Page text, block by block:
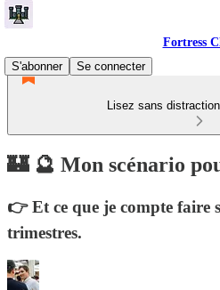
Fortress
S'abonner
Se connecter
Lisez sans
🏰 🔮 Mon scénario
👉 Et ce que je compte faire
trimestres.